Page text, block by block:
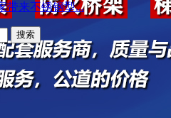
带来不锈钢型...